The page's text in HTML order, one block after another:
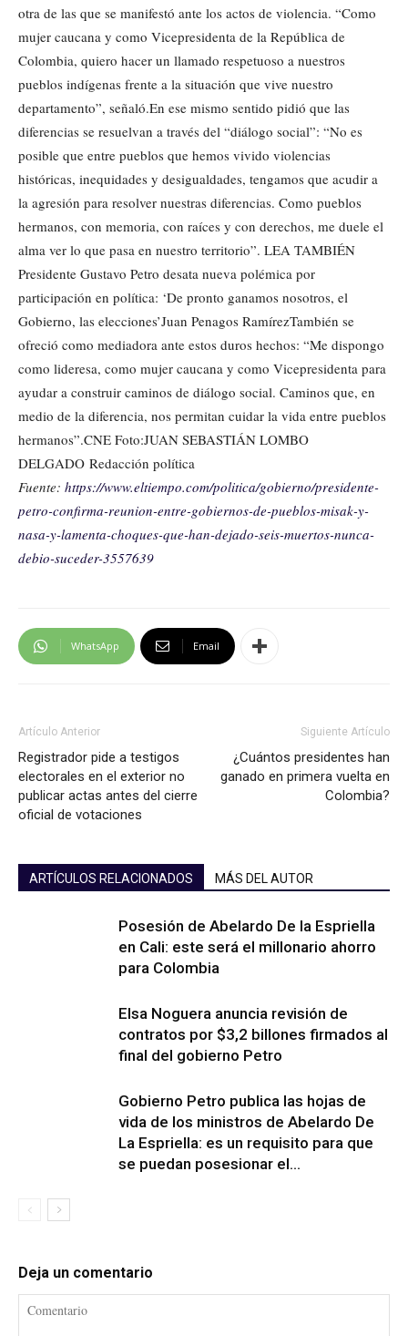
otra de las que se manifestó ante los actos de violencia. “Como
mujer caucana y como Vicepresidenta de la República de
Colombia, quiero hacer un llamado respetuoso a nuestros
pueblos indígenas frente a la situación que vive nuestro
departamento”, señaló.En ese mismo sentido pidió que las
diferencias se resuelvan a través del “diálogo social”: “No es
posible que entre pueblos que hemos vivido violencias
históricas, inequidades y desigualdades, tengamos que acudir a
la agresión para resolver nuestras diferencias. Como pueblos
hermanos, con memoria, con raíces y con derechos, me duele el
alma ver lo que pasa en nuestro territorio”. LEA TAMBIÉN
Presidente Gustavo Petro desata nueva polémica por
participación en política: ‘De pronto ganamos nosotros, el
Gobierno, las elecciones’Juan Penagos RamírezTambién se
ofreció como mediadora ante estos duros hechos: “Me dispongo
como lideresa, como mujer caucana y como Vicepresidenta para
ayudar a construir caminos de diálogo social. Caminos que, en
medio de la diferencia, nos permitan cuidar la vida entre pueblos
hermanos”.CNE Foto:JUAN SEBASTIÁN LOMBO
DELGADO Redacción política
Fuente: https://www.eltiempo.com/politica/gobierno/presidente-
petro-confirma-reunion-entre-gobiernos-de-pueblos-misak-y-
nasa-y-lamenta-choques-que-han-dejado-seis-muertos-nunca-
debio-suceder-3557639
WhatsApp Email
Artículo Anterior
Registrador pide a testigos
electorales en el exterior no
publicar actas antes del cierre
oficial de votaciones
Siguiente Artículo
¿Cuántos presidentes han
ganado en primera vuelta en
Colombia?
ARTÍCULOS RELACIONADOS MÁS DEL AUTOR
Posesión de Abelardo De la Espriella
en Cali: este será el millonario ahorro
para Colombia
Elsa Noguera anuncia revisión de
contratos por $3,2 billones firmados al
final del gobierno Petro
Gobierno Petro publica las hojas de
vida de los ministros de Abelardo De
La Espriella: es un requisito para que
se puedan posesionar el...
Deja un comentario